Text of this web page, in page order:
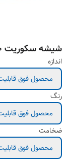
شیشه سکوریت ۱۰ میل
اندازه
محصول فوق قابلیت
رنگ
محصول فوق قابلیت
ضخامت
محصول فوق